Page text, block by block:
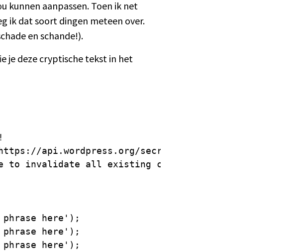
kunnen aanpassen. Toen ik net
ik dat soort dingen meteen over.
en schande!).
je deze cryptische tekst in het
api.wordpress.org/secret-key/1.1/salt/
to invalidate all existing cookies. This will
here');
phrase here');
phrase here');